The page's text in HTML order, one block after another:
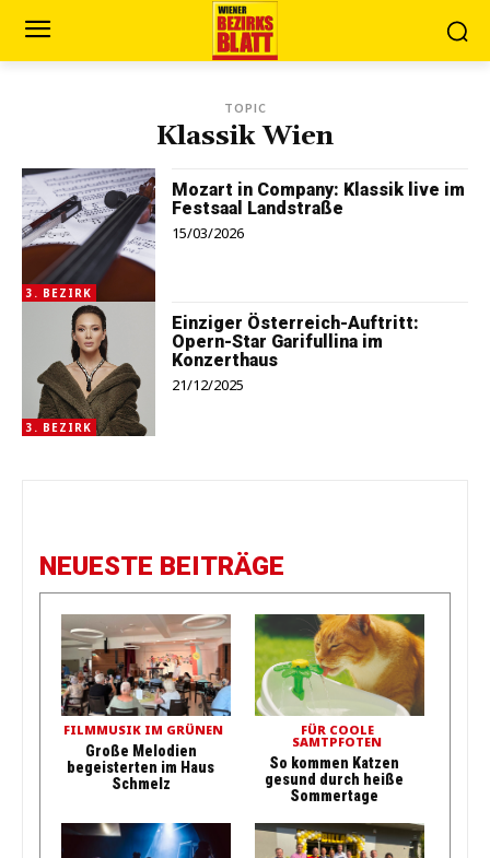
TOPIC
Klassik Wien
3. BEZIRK
Mozart in Company: Klassik live im
Festsaal Landstraße
15/03/2026
3. BEZIRK
Einziger Österreich-Auftritt:
Opern-Star Garifullina im
Konzerthaus
21/12/2025
NEUESTE BEITRÄGE
FILMMUSIK IM GRÜNEN
Große Melodien
begeisterten im Haus
Schmelz
FÜR COOLE
SAMTPFOTEN
So kommen Katzen
gesund durch heiße
Sommertage